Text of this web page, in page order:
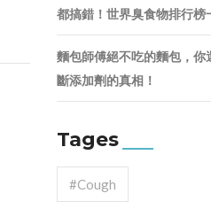
都搞錯！世界臭食物排行榜
麵包師傅絕不吃的麵包，你
斷添加劑的真相！
Tages
#cough